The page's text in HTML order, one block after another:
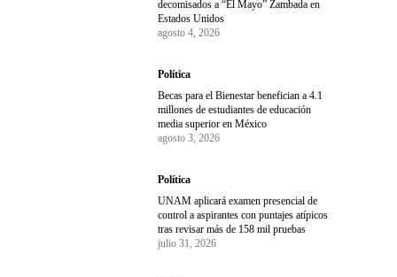
decomisados a “El Mayo” Zambada en
Estados Unidos
agosto 4, 2026
Política
Becas para el Bienestar benefician a 4.1
millones de estudiantes de educación
media superior en México
agosto 3, 2026
Política
UNAM aplicará examen presencial de
control a aspirantes con puntajes atípicos
tras revisar más de 158 mil pruebas
julio 31, 2026